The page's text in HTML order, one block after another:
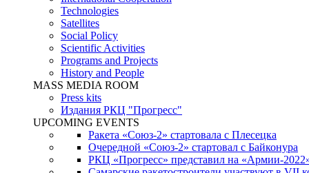
Technologies
Satellites
Social Policy
Scientific Activities
Programs and Projects
History and People
MASS MEDIA ROOM
Press kits
Издания РКЦ "Прогресс"
UPCOMING EVENTS
Ракета «Союз-2» стартовала с Плесецка
Очередной «Союз-2» стартовал с Байконура
РКЦ «Прогресс» представил на «Армии-